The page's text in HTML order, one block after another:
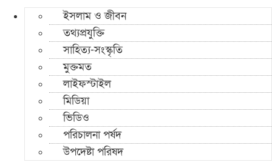
ইসলাম ও জীবন
তথ্যপ্রযুক্তি
সাহিত্য-সংস্কৃতি
মুক্তমত
লাইফস্টাইল
মিডিয়া
ভিডিও
পরিচালনা পর্ষদ
উপদেষ্টা পরিষদ